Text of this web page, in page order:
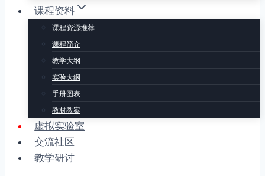
课程资料
课程资源推荐
课程简介
教学大纲
实验大纲
手册图表
教材教案
虚拟实验室
交流社区
教学研讨